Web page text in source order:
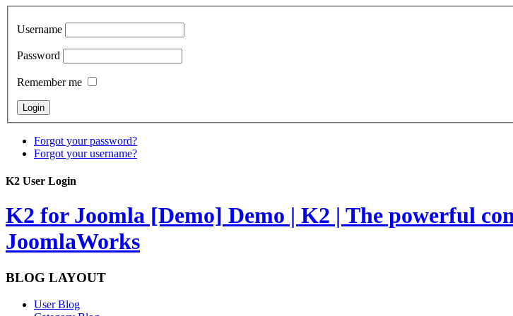
Username
Password
Remember me
Forgot your password?
Forgot your username?
K2 User Login
K2 for Joomla [Demo] Demo | K2 | The powerful
JoomlaWorks
BLOG LAYOUT
User Blog